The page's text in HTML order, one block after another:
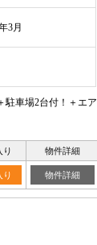
3月
駐車場2台付！＋エア
り 物件詳細
り 物件詳細